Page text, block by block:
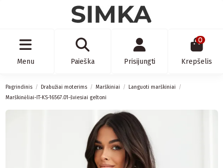
Menu Paieška Prisijungti
0
Krepšelis
Pagrindinis Drabužiai moterims Marškiniai
Languoti marškiniai
Marškinėliai-IT-KS-16567.01-šviesiai geltoni